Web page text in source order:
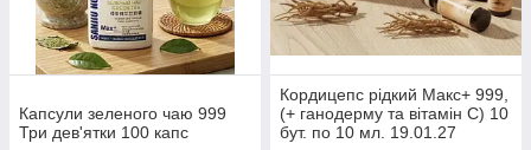
Капсули зеленого чаю 999
Три дев'ятки 100 капс
Кордицепс рідкий Макс+ 999,
(+ ганодерму та вітамін С) 10
бут. по 10 мл. 19.01.27